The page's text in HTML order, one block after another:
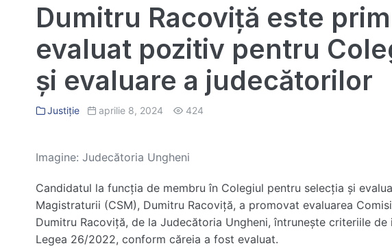
Dumitru Racoviță este
evaluat pozitiv pentru
și evaluare a judecătorilor
Justiție aprilie 8, 2024 424
Imagine: Judecătoria Ungheni
Candidatul la funcția de membru în Colegiul pentru selecția și
Magistraturii (CSM), Dumitru Racoviță, a promovat evaluarea
Dumitru Racoviță, de la Judecătoria Ungheni, întrunește criteriile
Legea 26/2022, conform căreia a fost evaluat.